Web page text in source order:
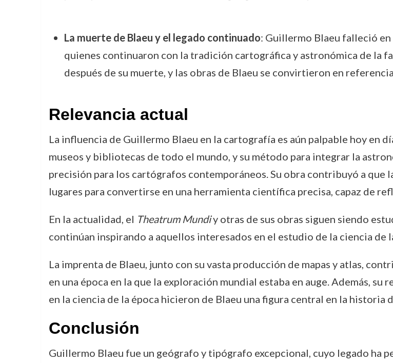
La muerte de Blaeu y el legado continuado: Guillermo Blaeu falleció
quienes continuaron con la tradición cartográfica y astronómica de la
después de su muerte, y las obras de Blaeu se convirtieron en
Relevancia actual
La influencia de Guillermo Blaeu en la cartografía es aún palpable hoy en
museos y bibliotecas de todo el mundo, y su método para integrar la
precisión para los cartógrafos contemporáneos. Su obra contribuyó a que
lugares para convertirse en una herramienta científica precisa, capaz de
En la actualidad, el Theatrum Mundiy otras de sus obras siguen siendo
continúan inspirando a aquellos interesados en el estudio de la ciencia
La imprenta de Blaeu, junto con su vasta producción de mapas y atlas,
en una época en la que la exploración mundial estaba en auge. Además,
en la ciencia de la época hicieron de Blaeu una figura central en la historia
Conclusión
Guillermo Blaeu fue un geógrafo y tipógrafo excepcional, cuyo legado ha